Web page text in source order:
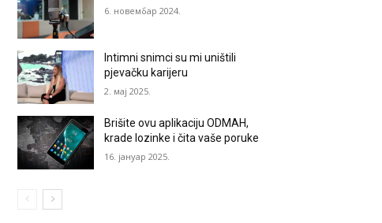
6. новембар 2024.
Intimni snimci su mi uništili
pjevačku karijeru
2. мај 2025.
Brišite ovu aplikaciju ODMAH,
krade lozinke i čita vaše poruke
16. јануар 2025.